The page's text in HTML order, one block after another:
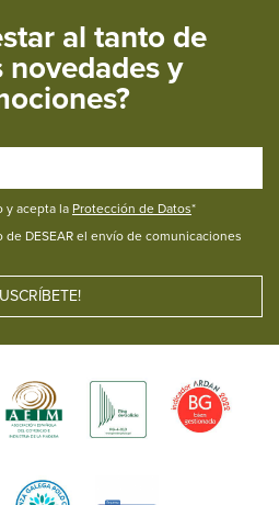
al tanto de
novedades y
y acepta la Protección de Datos*
DESEAR el envío de comunicaciones